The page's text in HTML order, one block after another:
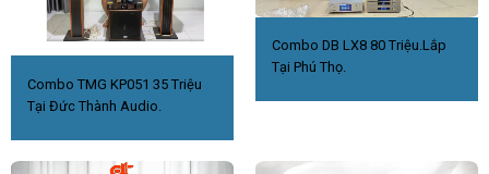
Combo TMG KP051 35 Triệu
Tại Đức Thành Audio.
Combo DB LX8 80 Triệu.Lắp
Tại Phú Thọ.